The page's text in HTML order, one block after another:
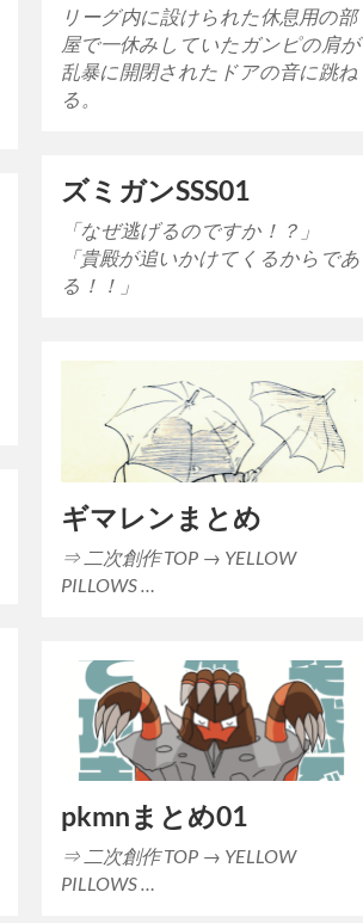
リーグ内に設けられた休息用の部
屋で一休みしていたガンピの肩が
乱暴に開閉されたドアの音に跳ね
る。
ズミガンSSS01
「なぜ逃げるのですか！？」
「貴殿が追いかけてくるからであ
る！！」
ギマレンまとめ
⇒ 二次創作 TOP → YELLOW
PILLOWS …
pkmnまとめ01
⇒ 二次創作 TOP → YELLOW
PILLOWS …